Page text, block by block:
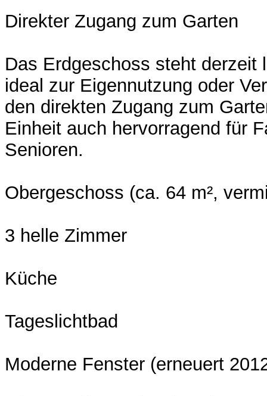
Direkter Zugang zum Garten
Das Erdgeschoss steht derzeit
ideal zur Eigennutzung oder
den direkten Zugang zum
Einheit auch hervorragend für
Senioren.
Obergeschoss (ca. 64 m²,
3 helle Zimmer
Küche
Tageslichtbad
Moderne Fenster (erneuert